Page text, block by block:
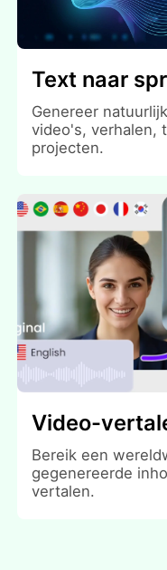
Text naar
Genereer
video's, verhalen,
projecten.
Video-
Bereik een
gegenereerde
vertalen.